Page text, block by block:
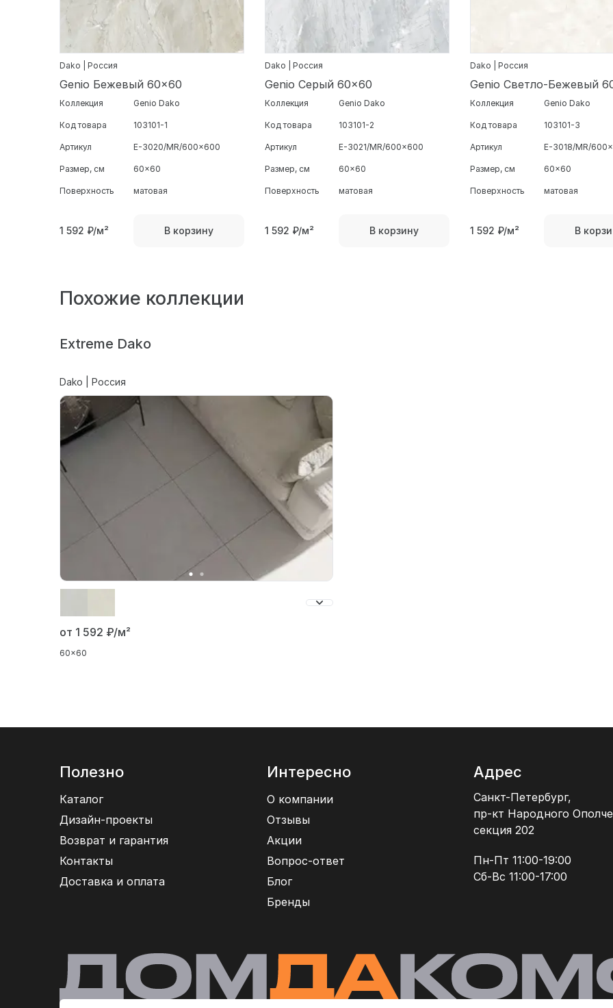
Dako | Россия
Genio Бежевый 60x60
Коллекция Genio Dako
Код товара 103101-1
Артикул E-3020/MR/600x600
Размер, см 60x60
Поверхность матовая
1 592 ₽/м² В корзину
Dako | Россия
Genio Серый 60x60
Коллекция Genio Dako
Код товара 103101-2
Артикул E-3021/MR/600x600
Размер, см 60x60
Поверхность матовая
1 592 ₽/м² В корзину
Dako | Россия
Genio Светло-Бежевый
Коллекция Genio Dako
Код товара 103101-3
Артикул E-3018/MR/
Размер, см 60x60
Поверхность матовая
1 592 ₽/м² В
Похожие коллекции
Extreme Dako
Dako | Россия
от 1 592 ₽/м²
60x60
Полезно
Каталог
Дизайн-проекты
Возврат и гарантия
Контакты
Доставка и оплата
Интересно
О компании
Отзывы
Акции
Вопрос-ответ
Блог
Бренды
Адрес
Санкт-Петербург,
пр-кт Народного
секция 202
Пн-Пт 11:00-19:00
Сб-Вс 11:00-17:00